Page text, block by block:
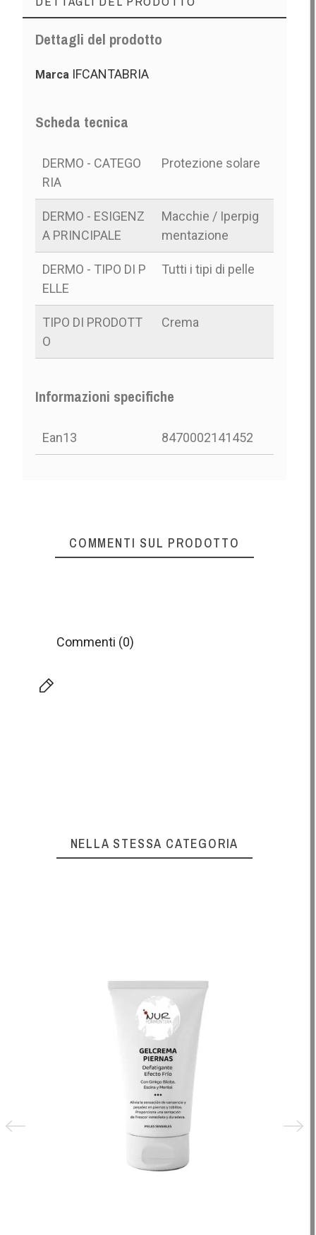
Dettagli del prodotto
Marca IFCANTABRIA
Scheda tecnica
DERMO - CATEGO
RIA
Protezione solare
DERMO - ESIGENZ
A PRINCIPALE
Macchie / Iperpig
mentazione
DERMO - TIPO DI P
ELLE
Tutti i tipi di pelle
TIPO DI PRODOTT
O
Crema
Informazioni specifiche
Ean13 8470002141452
COMMENTI SUL PRODOTTO
Commenti (0)
NELLA STESSA CATEGORIA